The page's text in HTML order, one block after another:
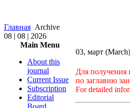
Главная Archive
08 | 08 | 2026
Main Menu
About this
journal
Current Issue
Subscription
Editorial
Board
03, март (March)
Для получения
по заглавию
For detailed